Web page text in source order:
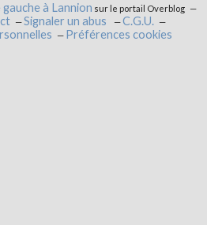
à Lannion sur le portail Overblog
Signaler un abus
C.G.U.
Préférences cookies